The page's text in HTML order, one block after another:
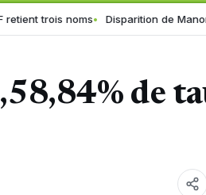
trois noms Disparition de Manon
de